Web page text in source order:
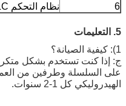
6
نظام التحكم PLC
5. التعليمات
1): كيفية الصيانة؟
ج: إذا كنت تستخدم بشكل
على السلسلة وطرفين من
الهيدروليكي كل 1-2 سنوات.